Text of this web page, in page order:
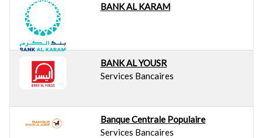
BANK AL KARAM
BANK AL YOUSR
Services Bancaires
Banque Centrale Populaire
Services Bancaires